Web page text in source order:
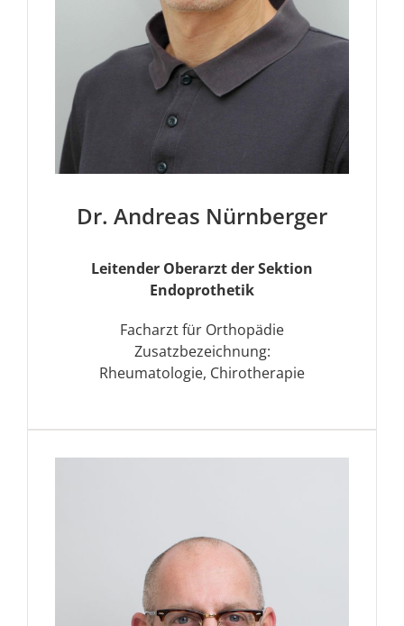
Dr. Andreas Nürnberger
Leitender Oberarzt der Sektion
Endoprothetik
Facharzt für Orthopädie
Zusatzbezeichnung:
Rheumatologie, Chirotherapie